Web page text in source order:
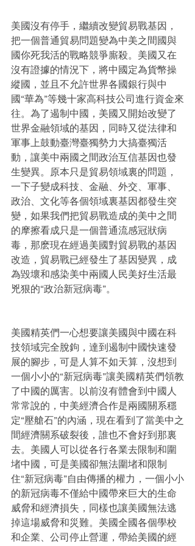
美國沒有停手，繼續改變貿易戰基因，
把一個普通貿易問題變為中美之間國與
國你死我活的戰略競爭廝殺。美國又在
沒有證據的情況下，將中國定為貨幣操
縱國，並且不允許世界各國銀行與中
國“華為”等幾十家高科技公司進行資金來
往。為了遏制中國，美國又開始改變了
世界金融領域的基因，同時又從法律和
軍事上鼓動臺灣臺獨勢力大搞臺獨活
動，讓美中兩國之間政治互信基因也發
生變異。原本只是貿易領域裏的問題，
一下子變成科技、金融、外交、軍事、
政治、文化等各個領域裏基因都發生突
變，如果我們把貿易戰造成的美中之間
的摩擦看成只是一個普通流感冠狀病
毒，那麽現在經過美國對貿易戰的基因
改造，貿易戰已經發生了基因變異，成
為毀壞和感染美中兩國人民美好生活最
兇狠的“政治新冠病毒”。
美國精英們一心想要讓美國與中國在科
技領域完全脫鉤，達到遏制中國快速發
展的腳步，可是人算不如天算，沒想到
一個小小的“新冠病毒”讓美國精英們領教
了中國的厲害。以前沒有體會到中國人
常常說的，中美經濟合作是兩國關系穩
定“壓艙石”的內涵，現在看到了當美中之
間經濟關系破裂後，誰也不會好到那裏
去。美國人可以從各行各業去限制和圍
堵中國，可是美國卻無法圍堵和限制
住“新冠病毒”自由傳播的權力，一個小小
的新冠病毒不僅給中國帶來巨大的生命
威脅和經濟損失，同樣也讓美國無法逃
掉這場威脅和災難。美國全國各個學校
和企業、公司停止營運，帶給美國的經